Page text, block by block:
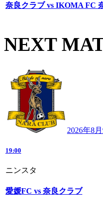
奈良クラブ vs IKOMA FC
NEXT
2026年8月
19:00
ニンスタ
愛媛FC vs 奈良クラブ